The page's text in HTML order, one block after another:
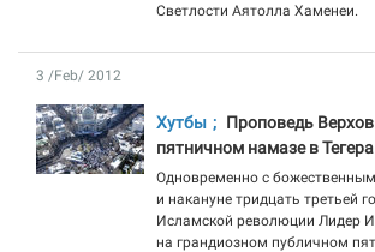
Светлости Аятолла Хаменеи.
3 /Feb/ 2012
Хутбы
Проповедь
пятничном намазе в
Одновременно с
и накануне тридцать третьей
Исламской революции Лидер
на грандиозном публичном